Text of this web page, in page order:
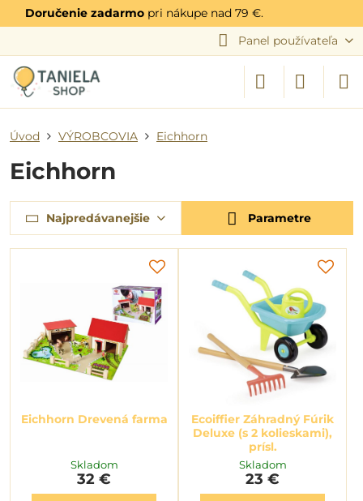
Doručenie zadarmo pri nákupe nad 79 €.
Panel používateľa
Úvod VÝROBCOVIA Eichhorn
Eichhorn
Najpredávanejšie Parametre
Eichhorn Drevená farma
Skladom
32 €
Ecoiffier Záhradný Fúrik
Deluxe (s 2 kolieskami),
prísl.
Skladom
23 €